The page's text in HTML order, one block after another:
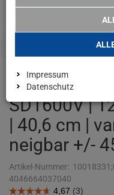
Scheppach
SD1600V |
| 40,6 cm |
neigbar +/-
Artikel-Nummer:
4046664037040
Impressum
Datenschutz